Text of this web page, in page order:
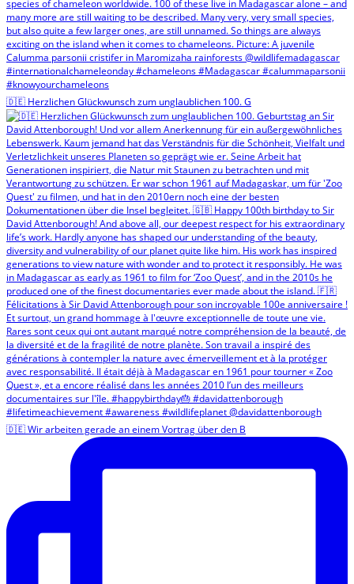
🇩🇪 Herzlichen Glückwunsch zum unglaublichen 100. G
🇩🇪 Wir arbeiten gerade an einem Vortrag über den B